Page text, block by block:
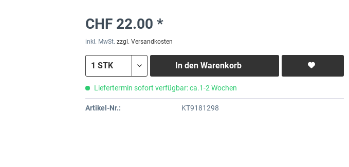
CHF 22.00 *
inkl. MwSt. zzgl. Versandkosten
In den Warenkorb
Liefertermin sofort verfügbar: ca.1-2 Wochen
Artikel-Nr.: KT9181298